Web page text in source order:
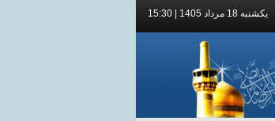
يكشنبه 18 مرداد 1405 | 15:30